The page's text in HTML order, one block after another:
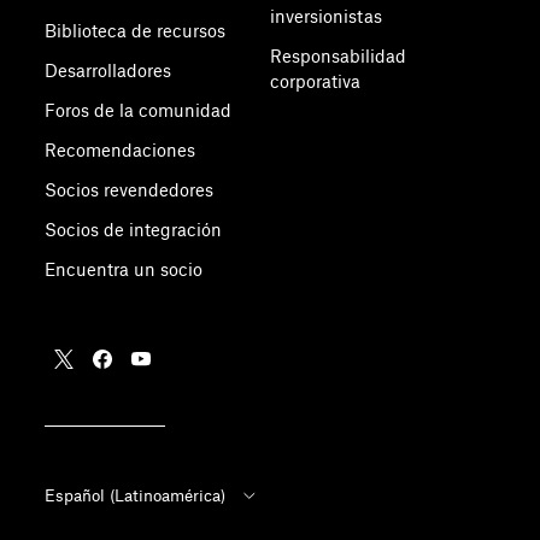
Biblioteca de recursos
Desarrolladores
Foros de la comunidad
Recomendaciones
Socios revendedores
Socios de integración
Encuentra un socio
inversionistas
Responsabilidad
corporativa
Español (Latinoamérica)